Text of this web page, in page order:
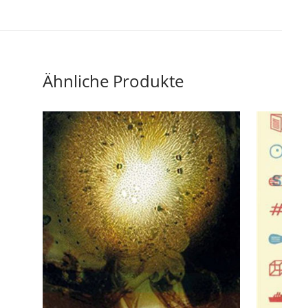
Ähnliche Produkte